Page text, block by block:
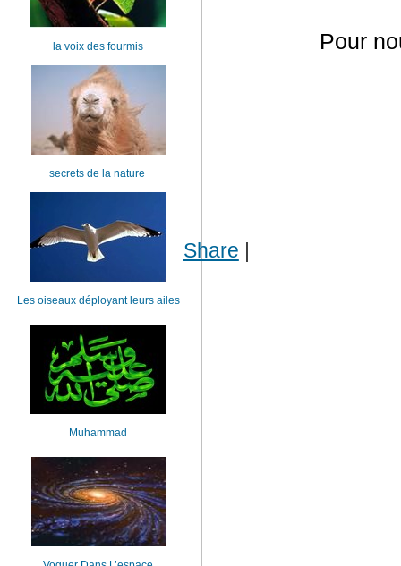
Pour
Share |
la voix des fourmis
secrets de la nature
Les oiseaux déployant leurs ailes
Muhammad